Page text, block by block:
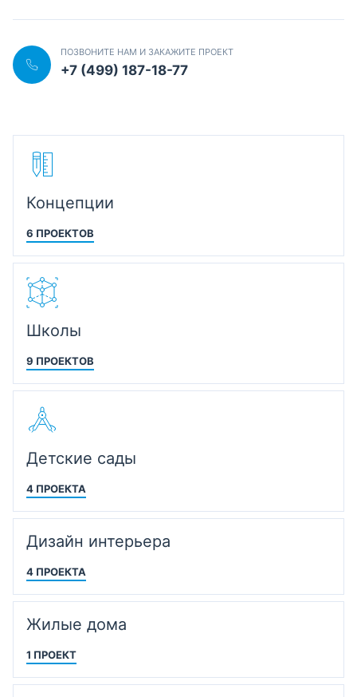
ПОЗВОНИТЕ НАМ И ЗАКАЖИТЕ ПРОЕКТ
+7 (499) 187-18-77
Концепции
6 ПРОЕКТОВ
Школы
9 ПРОЕКТОВ
Детские сады
4 ПРОЕКТА
Дизайн интерьера
4 ПРОЕКТА
Жилые дома
1 ПРОЕКТ